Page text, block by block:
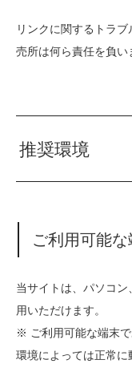
リンクに関するトラ
売所は何ら責任を負い
推奨環境
ご利用可能
当サイトは、パソコン
用いただけます。
※ ご利用可能な端末
環境によっては正常に